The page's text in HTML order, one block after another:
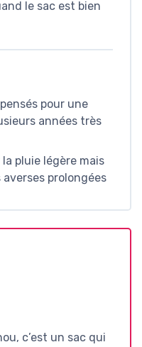
le sac est bien
pour une
années très
pluie légère mais
prolongées
c’est un sac qui